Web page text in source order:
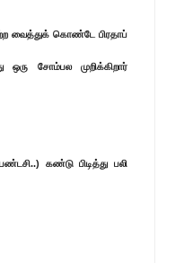
வைத்துக் கொண்டே பிரதாப்
சோம்பல முறிக்கிறார்
கண்டு பிடித்து பலி